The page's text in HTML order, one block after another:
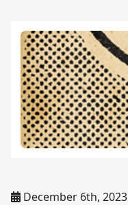
December 6th, 2023